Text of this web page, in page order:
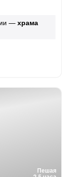
— храма
Пешая